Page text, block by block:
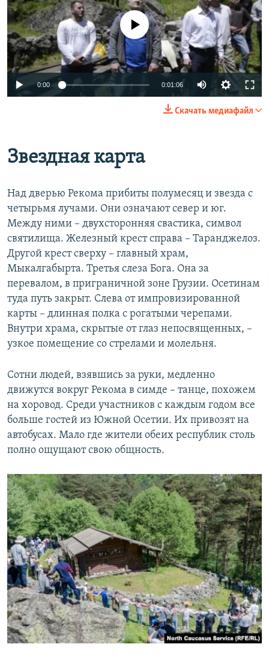
No media source currently available
0:00 0:01:06
Скачать медиафайл
Звездная карта
Над дверью Рекома прибиты полумесяц и звезда с
четырьмя лучами. Они означают север и юг.
Между ними – двухсторонняя свастика, символ
святилища. Железный крест справа – Таранджелоз.
Другой крест сверху – главный храм,
Мыкалгабырта. Третья слеза Бога. Она за
перевалом, в приграничной зоне Грузии. Осетинам
туда путь закрыт. Слева от импровизированной
карты – длинная полка с рогатыми черепами.
Внутри храма, скрытые от глаз непосвященных, –
узкое помещение со стрелами и молельня.
Сотни людей, взявшись за руки, медленно
движутся вокруг Рекома в симде – танце, похожем
на хоровод. Среди участников с каждым годом все
больше гостей из Южной Осетии. Их привозят на
автобусах. Мало где жители обеих республик столь
полно ощущают свою общность.